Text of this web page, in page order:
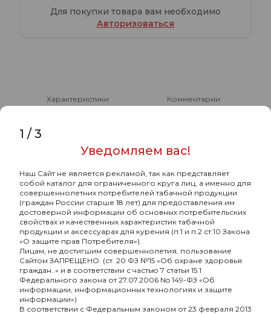
Для покупки товара вам необходимо
Авторизоваться
Характеристики Комментарии
Уголь Crown кокосовый 72 шт (25 мм)
- Уголь
Бренд-Crown
Состав угля-Кокосовый
Количество пачек в коробке, штук-20
Размер угля, мм-25
Тип угля-Обычный
Штук в упаковке-72
Разборный-Нет
1 /3
Уведомляем вас!
Наш Сайт не является рекламой, так как представляет
собой каталог для ограниченного круга лиц, а именно для
совершеннолетних потребителей табачной продукции
(граждан России старше 18 лет) для предоставления им
достоверной информации об основных потребительских
свойствах и качественных характеристик табачной
продукции и аксессуарах для курения (п.1 и п.2 ст.10 Закона
«О защите прав Потребителя»).
Лицам, не достигшим совершеннолетия, пользование
Сайтом ЗАПРЕЩЕНО. (ст. 20 ФЗ №15 «Об охране здоровья
граждан..» и в соответствии с частью 7 статьи 15.1
Федерального закона от 27.07.2006 No 149-ФЗ «Об
информации, информационных технологиях и защите
информации»)
В соответствии с Федеральным законом от 23 февраля 2013